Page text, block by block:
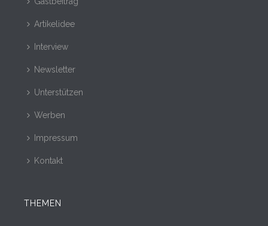
Artikelidee
Interview
Newsletter
Unterstützen
Werben
Impressum
Kontakt
THEMEN